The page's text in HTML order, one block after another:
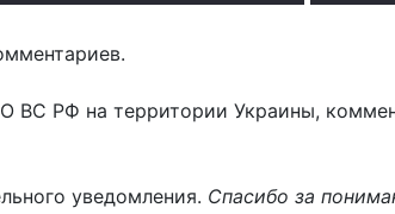
ВС РФ на территории Украины,
уведомления. Спасибо за